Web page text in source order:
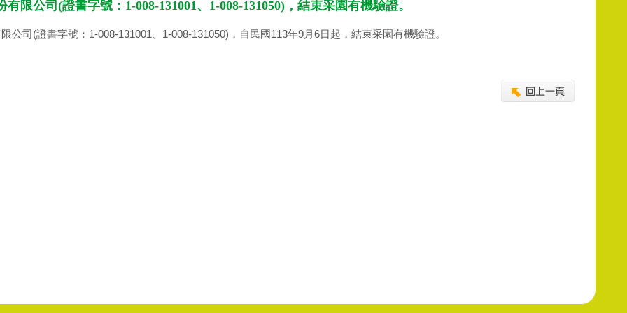
限公司(證書字號：1-008-131001、1-008-131050)，結束采園有機驗證。
公司(證書字號：1-008-131001、1-008-131050)，自民國113年9月6日起，結束采園有機驗證。